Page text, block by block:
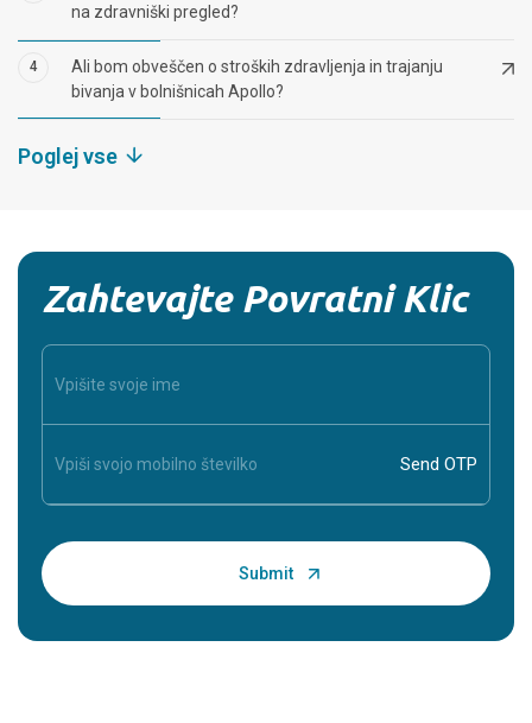
na zdravniški pregled?
4
Ali bom obveščen o stroških zdravljenja in trajanju
bivanja v bolnišnicah Apollo?
Poglej vse
Zahtevajte Povratni Klic